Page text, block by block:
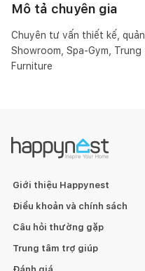
Mô tả chuyên gia
Chuyên tư vấn thiết kế,
Showroom, Spa-Gym,
Furniture
Giới thiệu Happynest
Điều khoản và chính sách
Câu hỏi thường gặp
Trung tâm trợ giúp